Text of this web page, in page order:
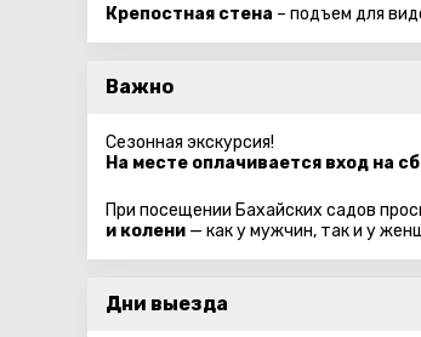
Крепостная стена – подъем для
Важно
Сезонная экскурсия!
На месте оплачивается вход на
При посещении Бахайских садов
и колени — как у мужчин, так и у
Дни выезда